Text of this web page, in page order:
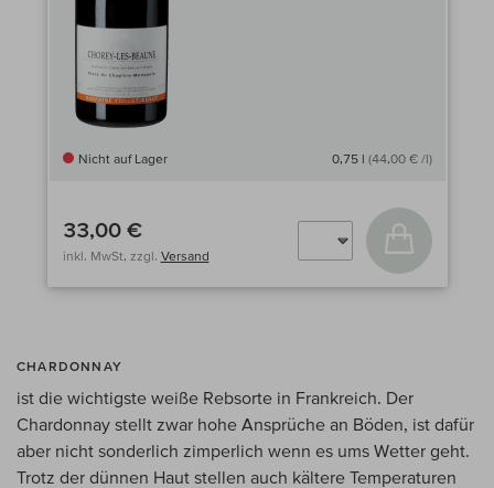
Nicht auf Lager 0,75 l (44,00 € /l)
33,00 €
inkl. MwSt, zzgl. Versand
In den
CHARDONNAY
ist die wichtigste weiße Rebsorte in Frankreich. Der
Chardonnay stellt zwar hohe Ansprüche an Böden, ist dafür
aber nicht sonderlich zimperlich wenn es ums Wetter geht.
Trotz der dünnen Haut stellen auch kältere Temperaturen